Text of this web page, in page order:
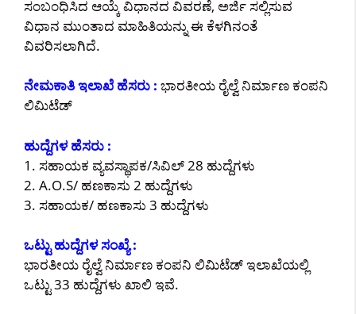
ಸಂಬಂಧಿಸಿದ ಆಯ್ಕೆ ವಿಧಾನದ ವಿವರಣೆ, ಅರ್ಜಿ ಸಲ್ಲಿಸುವ
ವಿಧಾನ ಮುಂತಾದ ಮಾಹಿತಿಯನ್ನು ಈ ಕೆಳಗಿನಂತೆ
ವಿವರಿಸಲಾಗಿದೆ.
ನೇಮಕಾತಿ ಇಲಾಖೆ ಹೆಸರು : ಭಾರತೀಯ ರೈಲ್ವೆ ನಿರ್ಮಾಣ ಕಂಪನಿ
ಲಿಮಿಟೆಡ್
ಹುದ್ದೆಗಳ ಹೆಸರು :
1. ಸಹಾಯಕ ವ್ಯವಸ್ಥಾಪಕ/ಸಿವಿಲ್ 28 ಹುದ್ದೆಗಳು
2. A.O.S/ ಹಣಕಾಸು 2 ಹುದ್ದೆಗಳು
3. ಸಹಾಯಕ/ ಹಣಕಾಸು 3 ಹುದ್ದೆಗಳು
ಒಟ್ಟು ಹುದ್ದೆಗಳ ಸಂಖ್ಯೆ :
ಭಾರತೀಯ ರೈಲ್ವೆ ನಿರ್ಮಾಣ ಕಂಪನಿ ಲಿಮಿಟೆಡ್ ಇಲಾಖೆಯಲ್ಲಿ
ಒಟ್ಟು 33 ಹುದ್ದೆಗಳು ಖಾಲಿ ಇವೆ.